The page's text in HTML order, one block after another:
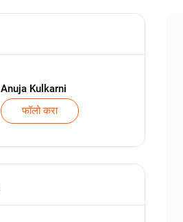
Anuja Kulkarni
फॉलो करा